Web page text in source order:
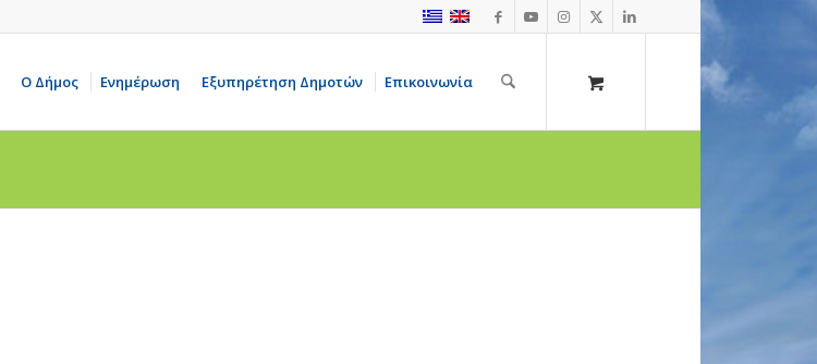
Ο Δήμος Ενημέρωση Εξυπηρέτηση Δημοτών Επικοινωνία